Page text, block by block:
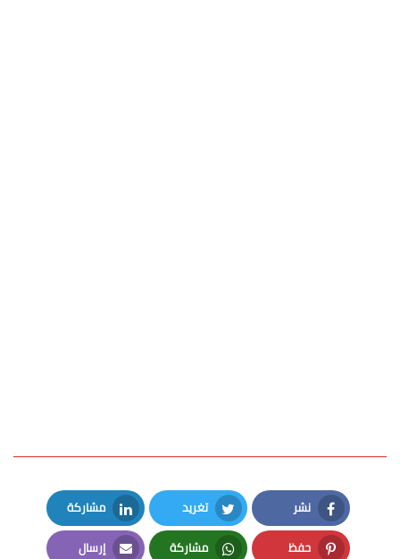
نشر
Facebook
تغريد
Twitter
مشاركة
LinkedIn
حفظ مشاركة إرسال